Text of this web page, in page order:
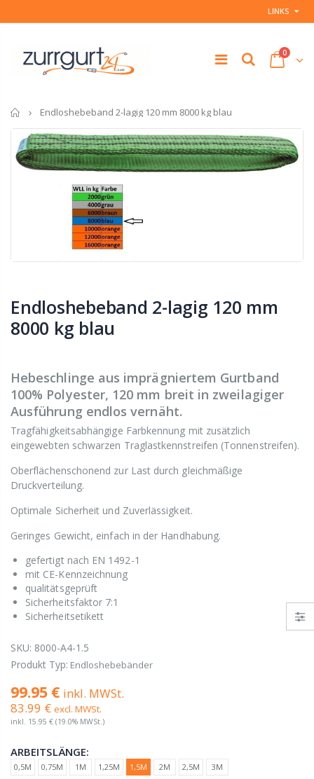
LINKS
0
Startseite
Endloshebeband 2-lagig 120 mm 8000 kg blau
Endloshebeband 2-lagig 120 mm
8000 kg blau
Hebeschlinge aus imprägniertem Gurtband
100% Polyester, 120 mm breit in zweilagiger
Ausführung endlos vernäht.
Tragfähigkeitsabhängige Farbkennung mit zusätzlich
eingewebten schwarzen Traglastkennstreifen (Tonnenstreifen).
Oberflächenschonend zur Last durch gleichmäßige
Druckverteilung.
Optimale Sicherheit und Zuverlässigkeit.
Geringes Gewicht, einfach in der Handhabung.
gefertigt nach EN 1492-1
mit CE-Kennzeichnung
qualitätsgeprüft
Sicherheitsfaktor 7:1
Sicherheitsetikett
SKU: 8000-A4-1.5
Produkt Typ: Endloshebebänder
99.95 € inkl. MWSt.
83.99 € excl. MWSt.
inkl. 15.95 € (19.0% MWSt.)
ARBEITSLÄNGE:
0,5M 0,75M 1M 1,25M 1,5M 2M 2,5M 3M